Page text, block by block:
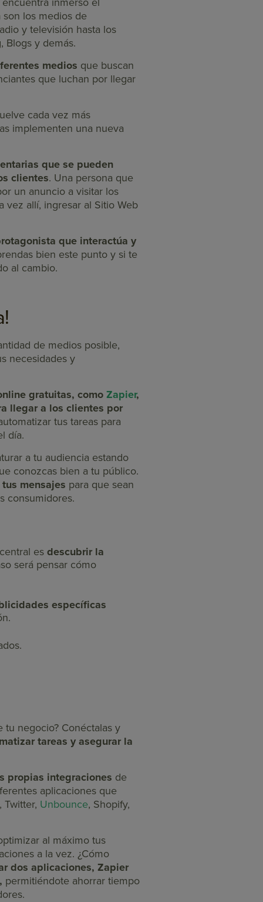
los medios de
y televisión hasta los
Blogs y demás.
medios que buscan
que luchan por llegar
cada vez más
implementen una nueva
que se pueden
clientes. Una persona que
un anuncio a visitar los
vez allí, ingresar al Sitio Web
que interactúa y
bien este punto y si te
al cambio.
de medios posible,
necesidades y
gratuitas, como Zapier,
llegar a los clientes por
tus tareas para
día.
a tu audiencia estando
conozcas bien a tu público.
tus mensajes para que sean
consumidores.
es descubrir la
será pensar cómo
específicas
tu negocio? Conéctalas y
tareas y asegurar la
propias integraciones de
aplicaciones que
Twitter, Unbounce, Shopify,
al máximo tus
a la vez. ¿Cómo
dos aplicaciones, Zapier
permitiéndote ahorrar tiempo